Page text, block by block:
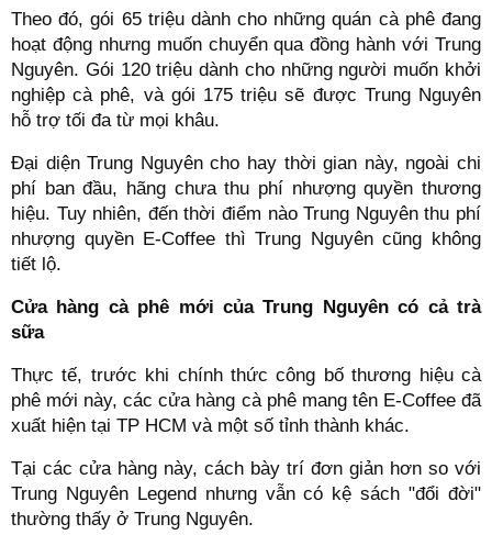
Theo đó, gói 65 triệu dành cho những quán cà phê đang
hoạt động nhưng muốn chuyển qua đồng hành với Trung
Nguyên. Gói 120 triệu dành cho những người muốn khởi
nghiệp cà phê, và gói 175 triệu sẽ được Trung Nguyên
hỗ trợ tối đa từ mọi khâu.
Đại diện Trung Nguyên cho hay thời gian này, ngoài chi
phí ban đầu, hãng chưa thu phí nhượng quyền thương
hiệu. Tuy nhiên, đến thời điểm nào Trung Nguyên thu phí
nhượng quyền E-Coffee thì Trung Nguyên cũng không
tiết lộ.
Cửa hàng cà phê mới của Trung Nguyên có cả trà
sữa
Thực tế, trước khi chính thức công bố thương hiệu cà
phê mới này, các cửa hàng cà phê mang tên E-Coffee đã
xuất hiện tại TP HCM và một số tỉnh thành khác.
Tại các cửa hàng này, cách bày trí đơn giản hơn so với
Trung Nguyên Legend nhưng vẫn có kệ sách "đổi đời"
thường thấy ở Trung Nguyên.